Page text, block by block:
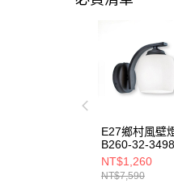
E27鄉村風壁
B260-32-
NT$1,260
NT$7,590